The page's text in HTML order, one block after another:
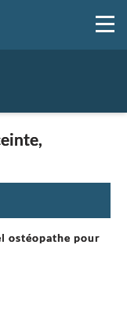
ostéopathe pour